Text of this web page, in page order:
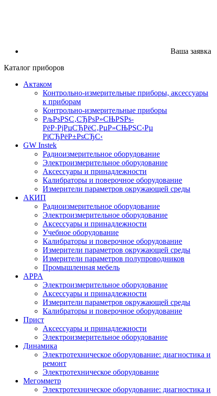
Ваша заявка
Каталог приборов
Актаком
Контрольно-измерительные приборы, аксессуары
к приборам
Контрольно-измерительные приборы
РљРѕРЅС‚СЂРѕР»СЊРЅРѕ-
РёР·РјРµСЂРёС‚РµР»СЊРЅС‹Рµ
РїСЂРёР±РѕСЂС‹
GW Instek
Радиоизмерительное оборудование
Электроизмерительное оборудование
Аксессуары и принадлежности
Калибраторы и поверочное оборудование
Измерители параметров окружающей среды
АКИП
Радиоизмерительное оборудование
Электроизмерительное оборудование
Аксессуары и принадлежности
Учебное оборудование
Калибраторы и поверочное оборудование
Измерители параметров окружающей среды
Измерители параметров полупроводников
Промышленная мебель
APPA
Электроизмерительное оборудование
Аксессуары и принадлежности
Измерители параметров окружающей среды
Калибраторы и поверочное оборудование
Прист
Аксессуары и принадлежности
Электроизмерительное оборудование
Динамика
Электротехническое оборудование: диагностика и
ремонт
Электротехническое оборудование
Мегомметр
Электротехническое оборудование: диагностика и